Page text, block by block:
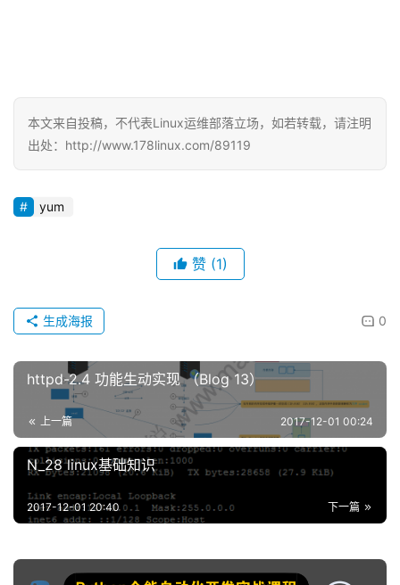
本文来自投稿，不代表Linux运维部落立场，如若转载，请注明
出处：http://www.178linux.com/89119
yum
赞 (1)
0
生成海报
httpd-2.4 功能生动实现 （Blog 13）
上一篇 2017-12-01 00:24
N_28 linux基础知识
下一篇
2017-12-01 20:40